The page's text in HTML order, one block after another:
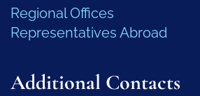
Regional Offices
Representatives Abroad
Additional Contacts